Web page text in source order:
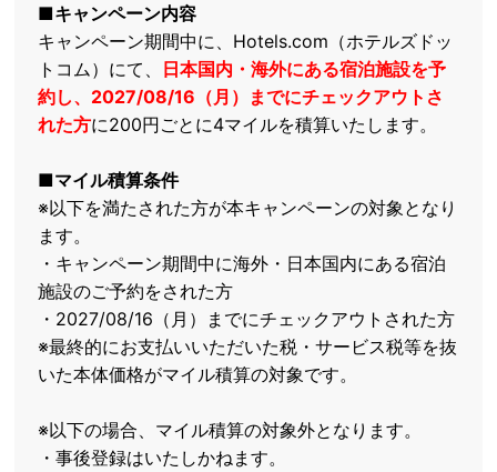
■キャンペーン内容
キャンペーン期間中に、Hotels.com（ホテルズドッ
トコム）にて、
日本国内・海外にある宿泊施設を予
約し、2027/08/16（月）までにチェックアウトさ
れた方に200円ごとに4マイルを積算いたします。
■マイル積算条件
※以下を満たされた方が本キャンペーンの対象となり
ます。
・キャンペーン期間中に海外・日本国内にある宿泊
施設のご予約をされた方
・2027/08/16（月）までにチェックアウトされた方
※最終的にお支払いいただいた税・サービス税等を抜
いた本体価格がマイル積算の対象です。
※以下の場合、マイル積算の対象外となります。
・事後登録はいたしかねます。